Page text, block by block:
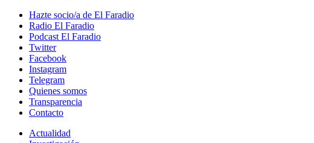
Hazte socio/a de El Faradio
Radio El Faradio
Podcast El Faradio
Twitter
Facebook
Instagram
Telegram
Quienes somos
Transparencia
Contacto
Actualidad